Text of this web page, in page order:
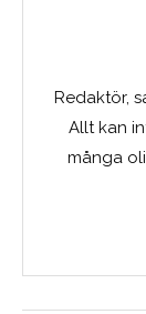
Redaktör,
Allt kan
många